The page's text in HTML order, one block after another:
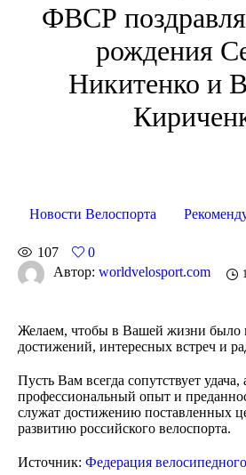
ФВСР
рождения
Никитенко и
Новости Велоспорта
107
0
Автор: worldvelosport.com
Желаем, чтобы в Вашей жизни было
достижений, интересных встреч и
Пусть Вам всегда сопутствует
профессиональный опыт и
служат достижению поставленных
развитию российского велоспорта.
Источник: Федерация